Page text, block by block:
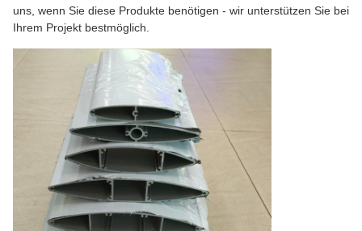
uns, wenn Sie diese Produkte benötigen - wir unterstützen Sie bei
Ihrem Projekt bestmöglich.